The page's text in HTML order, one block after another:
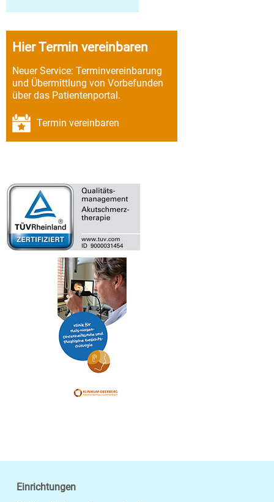
Hier Termin vereinbaren
Neuer Service: Terminvereinbarung
und Übermittlung von Vorbefunden
über das Patientenportal.
Termin vereinbaren
Einrichtungen